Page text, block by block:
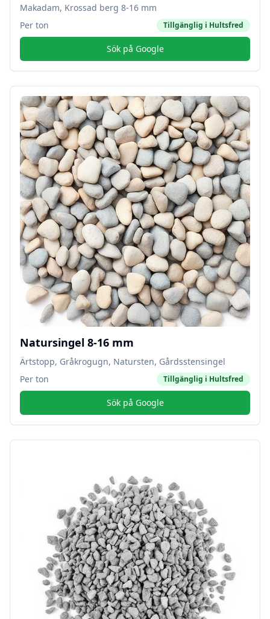
Makadam, Krossad berg 8-16 mm
Per ton
Tillgänglig i Hultsfred
Sök på Google
Natursingel 8-16 mm
Ärtstopp, Gråkrogugn, Natursten, Gårdsstensingel
Per ton
Tillgänglig i Hultsfred
Sök på Google